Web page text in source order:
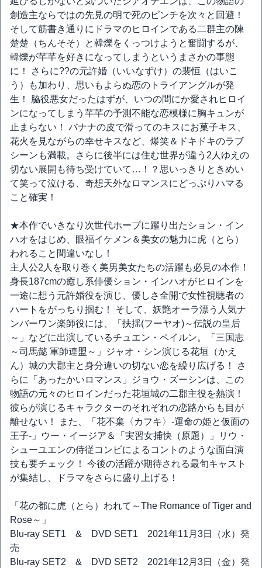
創造主ならではの先見の明で死のピンチを次々と回避！
そして筋書き通りにドラマのヒロインである二群主の陳
楚楚（ちんそそ）と韓爍をくっつけようと奮闘するが、
韓爍が芊芊を好きになってしまうというまさかの事態
に！ さらに??の元許婚（いいなずけ）の裴恒（はいこ
う）も加わり、思いもよらぬ恋のトライアングルが発
生！ 脇役悪女だったはずが、いつの間にか愛されヒロイ
ンになってしまう芊芊の予測不能な恋模様に胸キュンが
止まらない！ バナナの皮で滑ってのキスにお菓子キス、
花火を見ながらの幸せキスなど、爆笑＆ドキドキのラブ
シーンも満載。さらに後半には住む世界が違う2人ゆえの
切ない展開も待ち受けていて…！？思いっきりときめい
て笑って泣ける、奇想天外なロマンスにどっぷりハマる
こと確実！
★本作でいきなり次世代ホープに躍り出たション・イン
ハオをはじめ、眼福イケメン＆美女の魅力に虎（とら）
われること間違いなし！
主人公2人を取り巻く美男美女たちの活躍も必見の本作！
身長187cmの癒し系俳優ション・インハオがヒロインを
一途に想う元許婚役を演じ、優しさ全開で女性視聴者の
ハートをがっちり掴む！ そして、妖艶オーラ漂う人気ナ
ンバーワン楽師役には、「扶揺(フーヤオ)～伝説の皇后
～」などに出演しているチュエン・ペイルン。「三国志
～司馬懿 軍師連盟～」ジャオ・シン演じる花垣（かえ
ん）城の大郡主と身分違いの切ない恋を繰り広げる！ さ
らに「あったかいロマンス」ジョウ・ズーシンは、この
物語の元々のヒロインだった花垣城の二郡主役を熱演！
彼らが演じるキャラクターのそれぞれの恋路からも目が
離せない！ また、「花不棄〈カフキ〉-運命の姫と仮面の
王子-」ウー・イージア＆「実習女捕快（原題）」リウ・
シューユエンの侍従コンビによるコントのような面白演
技も要チェック！ 今後の活躍が期待される最旬キャスト
が集結し、ドラマをさらに盛り上げる！
「花の都に虎（とら）われて～The Romance of Tiger and
Rose～」
Blu-ray SET1 & DVD SET1 2021年11月3日（水）発
売
Blu-ray SET2 & DVD SET2 2021年12月3日（金）発